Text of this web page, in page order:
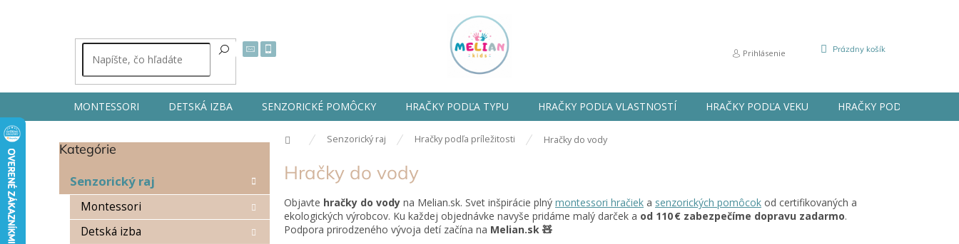
Prihlásenie
NÁKUPNÝ
Prázdny košík
MONTESSORI DETSKÁ IZBA SENZORICKÉ POMÔCKY HRAČKY PODĽA TYPU HRAČKY PODĽA VLASTNOSTÍ HRAČKY PODĽA VEKU HRAČKY PODĽA
Domov Senzorický raj Hračky podľa príležitosti Hračky do vody
B
Preskočiť
Kategórie
Senzorický raj
Montessori
Detská izba
Hračky do vody
Objavte hračky do vody na Melian.sk. Svet inšpirácie plný montessori hračiek a senzorických pomôcok od certifikovaných a
ekologických výrobcov. Ku každej objednávke navyše pridáme malý darček a od 110 € zabezpečíme dopravu zadarmo.
Podpora prirodzeného vývoja detí začína na Melian.sk 🧸